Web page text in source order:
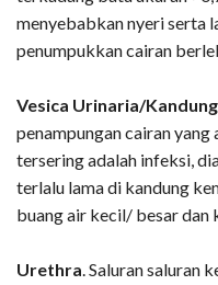
menyebabkan nyeri serta
penumpukkan cairan
Vesica Urinaria/
penampungan cairan
tersering adalah infeksi,
terlalu lama di kandung
buang air kecil/ besar dan
Urethra. Saluran saluran